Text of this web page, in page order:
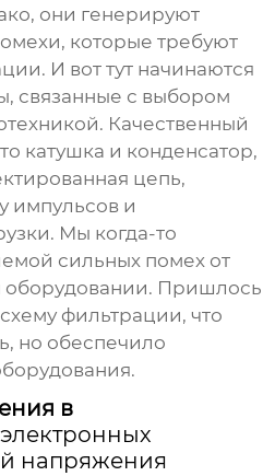
они генерируют
которые требуют
И вот тут начинаются
связанные с выбором
Качественный
катушка и конденсатор,
цепь,
импульсов и
Мы когда-то
сильных помех от
Пришлось
фильтрации, что
но обеспечило
в
электронных
напряжения